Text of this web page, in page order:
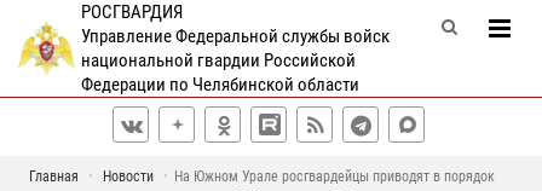
РОСГВАРДИЯ
Управление Федеральной службы войск
национальной гвардии Российской
Федерации по Челябинской области
Главная Новости
На Южном Урале росгвардейцы приводят в порядок